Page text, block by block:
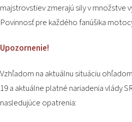
MAPA STRÁNKY
PRE FIRMY
majstrovstiev zmerajú sily v množstve
Povinnosť pre každého fanúšika
Upozornenie!
Vzhľadom na aktuálnu situáciu
19 a aktuálne platné nariadenia vlády
nasledujúce opatrenia: